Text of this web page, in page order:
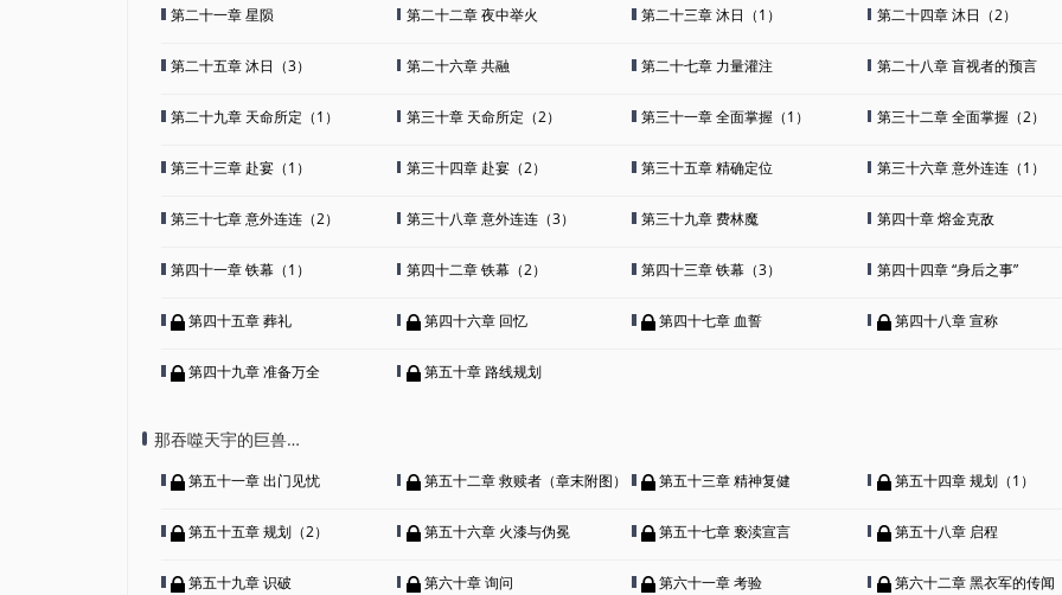
第二十一章 星陨 第二十二章 夜中举火 第二十三章 沐日（1） 第二十四章 沐日（2）
第二十五章 沐日（3） 第二十六章 共融 第二十七章 力量灌注 第二十八章 盲视者的预言
第二十九章 天命所定（1） 第三十章 天命所定（2） 第三十一章 全面掌握（1） 第三十二章 全面掌握（2）
第三十三章 赴宴（1） 第三十四章 赴宴（2） 第三十五章 精确定位 第三十六章 意外连连（1）
第三十七章 意外连连（2） 第三十八章 意外连连（3） 第三十九章 费林魔 第四十章 熔金克敌
第四十一章 铁幕（1） 第四十二章 铁幕（2） 第四十三章 铁幕（3） 第四十四章 “身后之事”
第四十五章 葬礼 第四十六章 回忆 第四十七章 血誓 第四十八章 宣称
第四十九章 准备万全 第五十章 路线规划
那吞噬天宇的巨兽…
第五十一章 出门见忧 第五十二章 救赎者（章末附图） 第五十三章 精神复健 第五十四章 规划（1）
第五十五章 规划（2） 第五十六章 火漆与伪冕 第五十七章 亵渎宣言 第五十八章 启程
第五十九章 识破 第六十章 询问 第六十一章 考验 第六十二章 黑衣军的传闻